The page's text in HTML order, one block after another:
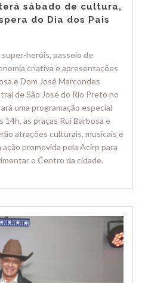
sábado de cultura,
do Dia dos Pais
heróis, passeio de
criativa e apresentações
e Dom José Marcondes
de São José do Rio Preto no
uma programação especial
14h, as praças Rui Barbosa e
atrações culturais, musicais e
promovida pela Acirp para
o Centro da cidade.